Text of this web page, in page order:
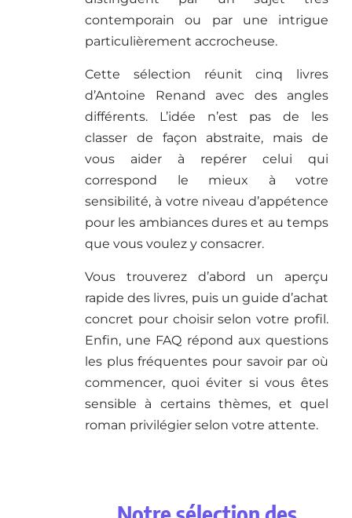
contemporain ou par une intrigue
particulièrement accrocheuse.
Cette sélection réunit cinq livres
d’Antoine Renand avec des angles
différents. L’idée n’est pas de les
classer de façon abstraite, mais de
vous aider à repérer celui qui
correspond le mieux à votre
sensibilité, à votre niveau d’appétence
pour les ambiances dures et au temps
que vous voulez y consacrer.
Vous trouverez d’abord un aperçu
rapide des livres, puis un guide d’achat
concret pour choisir selon votre profil.
Enfin, une FAQ répond aux questions
les plus fréquentes pour savoir par où
commencer, quoi éviter si vous êtes
sensible à certains thèmes, et quel
roman privilégier selon votre attente.